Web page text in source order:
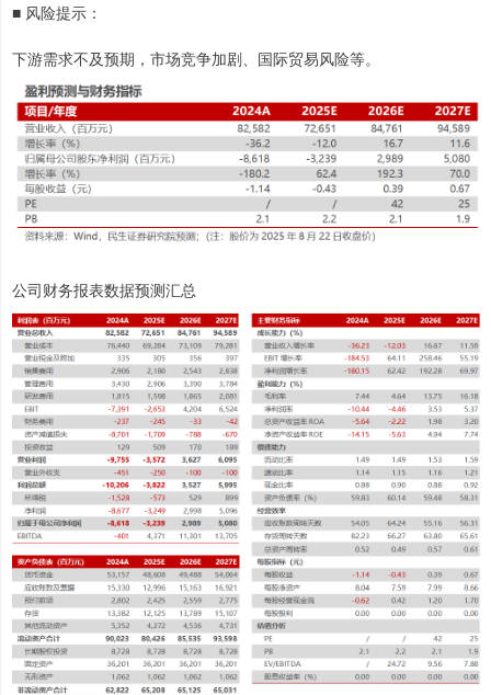
■ 风险提示：
下游需求不及预期，市场竞争加剧、国际贸易风险等。
公司财务报表数据预测汇总